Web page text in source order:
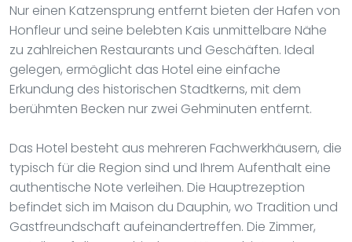
Nur einen Katzensprung entfernt bieten der Hafen von
Honfleur und seine belebten Kais unmittelbare Nähe
zu zahlreichen Restaurants und Geschäften. Ideal
gelegen, ermöglicht das Hotel eine einfache
Erkundung des historischen Stadtkerns, mit dem
berühmten Becken nur zwei Gehminuten entfernt.
Das Hotel besteht aus mehreren Fachwerkhäusern, die
typisch für die Region sind und Ihrem Aufenthalt eine
authentische Note verleihen. Die Hauptrezeption
befindet sich im Maison du Dauphin, wo Tradition und
Gastfreundschaft aufeinandertreffen. Die Zimmer,